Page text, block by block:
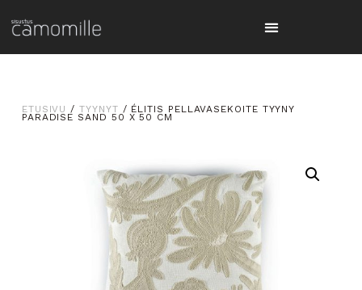
ETUSIVU /TYYNYT / ÉLITIS PELLAVASEKOITE TYYNY
PARADISE SAND 50 X 50 CM